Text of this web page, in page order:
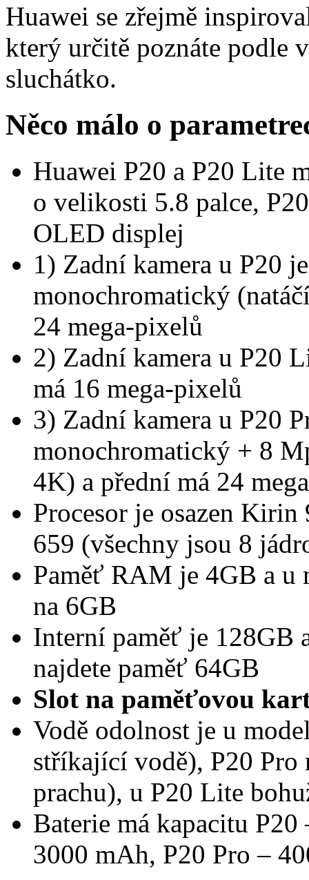
Huawei se zřejmě
který určitě poznáte podle
sluchátko.
Něco málo o
Huawei P20 a P20 Lite
o velikosti 5.8 palce,
OLED displej
1) Zadní kamera u P20
monochromatický
24 mega-pixelů
2) Zadní kamera u P20
má 16 mega-pixelů
3) Zadní kamera u P20
monochromatický + 8
4K) a přední má 24
Procesor je osazen
659 (všechny jsou 8
Paměť RAM je 4GB a u
na 6GB
Interní paměť je 128GB
najdete paměť 64GB
Slot na paměťovou
Vodě odolnost je u
stříkající vodě), P20
prachu), u P20 Lite
Baterie má kapacitu
3000 mAh, P20 Pro –